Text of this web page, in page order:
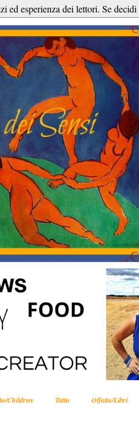
Children Tatto Olfatto/Libri
ed esperienza dei lettori. Se